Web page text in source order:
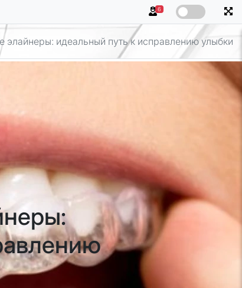
6
элайнеры: идеальный путь к исправлению улыбки